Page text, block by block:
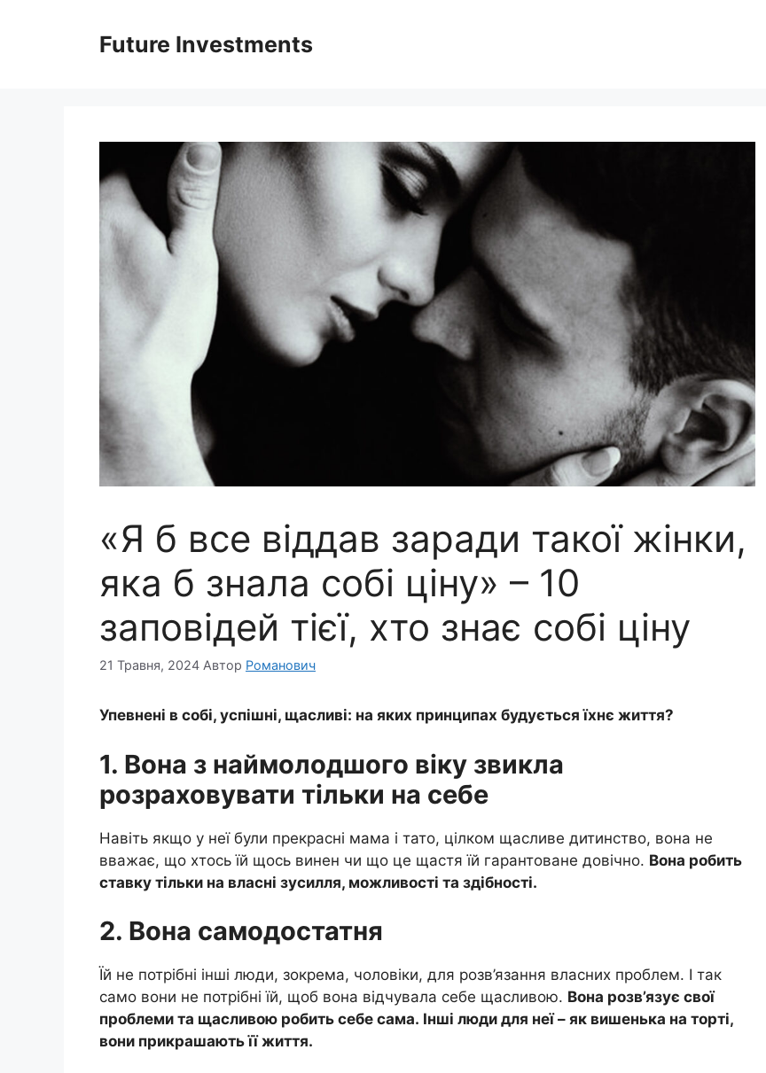
Future Investments
«Я б все віддав заради такої жінки,
яка б знала собі ціну» – 10
заповідей тієї, хто знає собі ціну
21 Травня, 2024 Автор Романович
Упевнені в собі, успішні, щасливі: на яких принципах будується їхнє життя?
1. Вона з наймолодшого віку звикла
розраховувати тільки на себе
Навіть якщо у неї були прекрасні мама і тато, цілком щасливе дитинство, вона не
вважає, що хтось їй щось винен чи що це щастя їй гарантоване довічно. Вона робить
ставку тільки на власні зусилля, можливості та здібності.
2. Вона самодостатня
Їй не потрібні інші люди, зокрема, чоловіки, для розв’язання власних проблем. І так
само вони не потрібні їй, щоб вона відчувала себе щасливою. Вона розв’язує свої
проблеми та щасливою робить себе сама. Інші люди для неї – як вишенька на торті,
вони прикрашають її життя.